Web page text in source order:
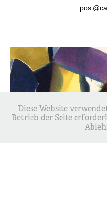
Diese Website
Betrieb der Seite